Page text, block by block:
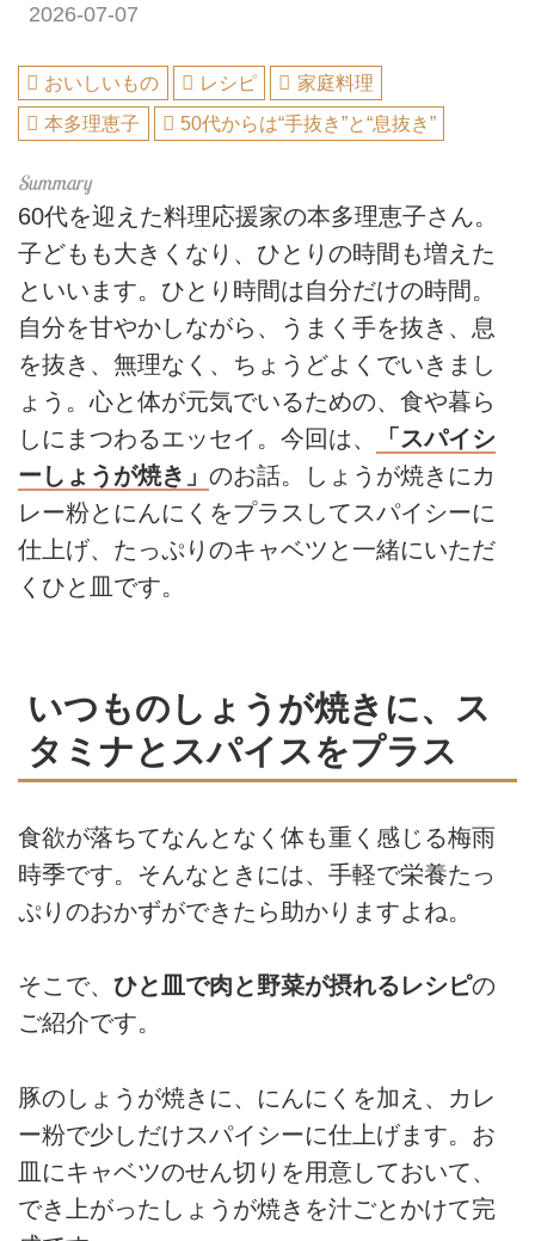
2026-07-07
おいしいもの レシピ
家庭料理
本多理恵子
50代からは“手抜き”と“息抜き”
60代を迎えた料理応援家の本多理恵子さん。
子どもも大きくなり、ひとりの時間も増えた
といいます。ひとり時間は自分だけの時間。
自分を甘やかしながら、うまく手を抜き、息
を抜き、無理なく、ちょうどよくでいきまし
ょう。心と体が元気でいるための、食や暮ら
しにまつわるエッセイ。今回は、
「スパイシ
ーしょうが焼き」 のお話。しょうが焼きにカ
レー粉とにんにくをプラスしてスパイシーに
仕上げ、たっぷりのキャベツと一緒にいただ
くひと皿です。
いつものしょうが焼きに、ス
タミナとスパイスをプラス
食欲が落ちてなんとなく体も重く感じる梅雨
時季です。そんなときには、手軽で栄養たっ
ぷりのおかずができたら助かりますよね。
そこで、 ひと皿で肉と野菜が摂れるレシピの
ご紹介です。
豚のしょうが焼きに、にんにくを加え、カレ
ー粉で少しだけスパイシーに仕上げます。お
皿にキャベツのせん切りを用意しておいて、
でき上がったしょうが焼きを汁ごとかけて完